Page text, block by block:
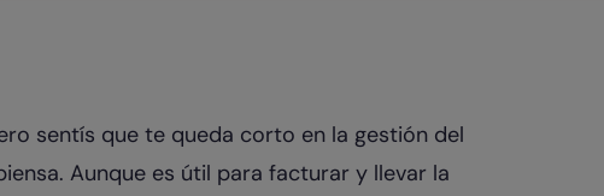
sentís que te queda corto en la gestión del
Aunque es útil para facturar y llevar la